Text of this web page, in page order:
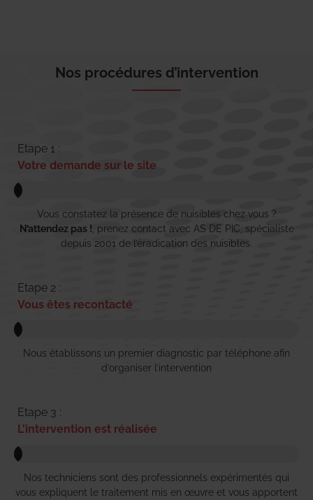
Nos procédures d’intervention
Etape 1 :
Votre demande sur le site
Vous constatez la présence de nuisibles chez vous ?
N’attendez pas ! , prenez contact avec AS DE PIC, spécialiste
depuis 2001 de l’éradication des nuisibles.
Etape 2 :
Vous êtes recontacté
Nous établissons un premier diagnostic par téléphone afin
d’organiser l’intervention
Etape 3 :
L'intervention est réalisée
Nos techniciens sont des professionnels expérimentés qui
vous expliquent le traitement mis en œuvre et vous apportent